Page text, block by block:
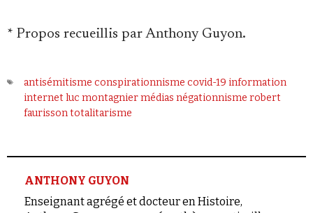
* Propos recueillis par Anthony Guyon.
antisémitisme conspirationnisme covid-19 information
internetluc montagniermédias négationnisme robert
faurissontotalitarisme
ANTHONY GUYON
Enseignant agrégé et docteur en Histoire,